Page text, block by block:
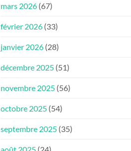
mars 2026 (67)
février 2026 (33)
janvier 2026 (28)
décembre 2025 (51)
novembre 2025 (56)
octobre 2025 (54)
septembre 2025 (35)
août 2025 (24)